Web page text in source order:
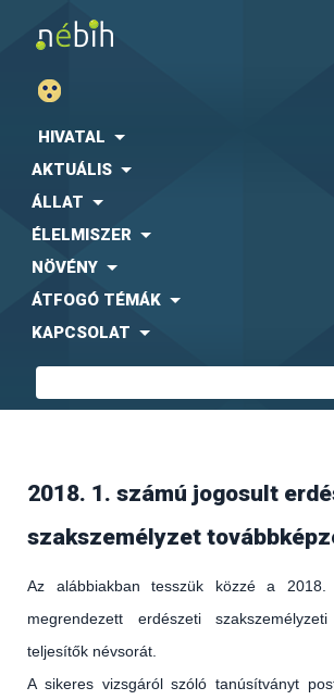
HIVATAL
AKTUÁLIS
ÁLLAT
ÉLELMISZER
NÖVÉNY
ÁTFOGÓ TÉMÁK
KAPCSOLAT
2018. 1. számú jogosult
szakszemélyzet
Az alábbiakban tesszük közzé a 2018.
megrendezett erdészeti
teljesítők névsorát.
A sikeres vizsgáról szóló tanúsítványt